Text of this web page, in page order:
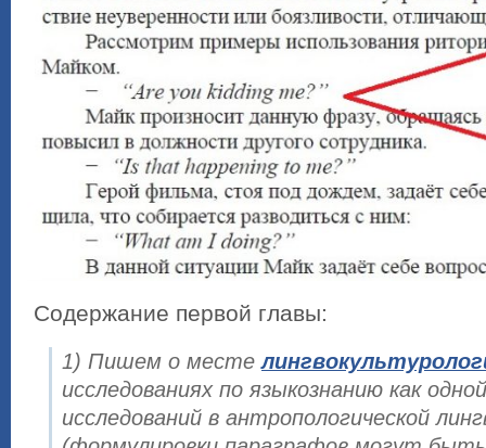
Содержание первой главы:
1) Пишем о месте
исследованиях по языкознанию как
исследований в антропологической